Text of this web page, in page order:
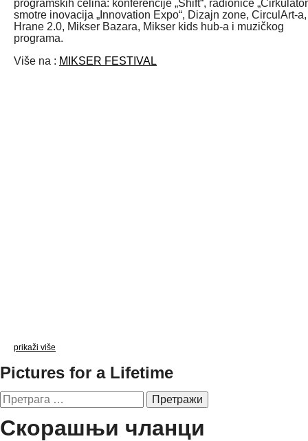
programskih celina: konferencije „Shift“, radionice
smotre inovacija „Innovation Expo“, Dizajn zone, CirculArt-a,
Hrane 2.0, Mikser Bazara, Mikser kids hub-a i muzičkog
programa.
Više na : MIKSER FESTIVAL
prikaži više
Pictures for a Lifetime
Претрага
за:
Скорашњи чланци